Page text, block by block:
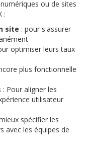
ou de sites
:
site : pour s'assurer
optimiser leurs taux
plus fonctionnelle
: Pour aligner les
utilisateur
spécifier les
avec les équipes de